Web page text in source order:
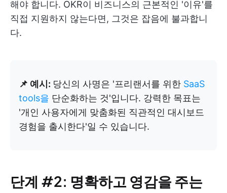
해야 합니다. OKR이 비즈니스의 근본적인 '이유'를
직접 지원하지 않는다면, 그것은 잡음에 불과합니
다.
📌 예시: 당신의 사명은 '프리랜서를 위한 SaaS
tools을 단순화하는 것'입니다. 강력한 목표는
'개인 사용자에게 맞춤화된 직관적인 대시보드
경험을 출시한다'일 수 있습니다.
단계 #2: 명확하고 영감을 주는